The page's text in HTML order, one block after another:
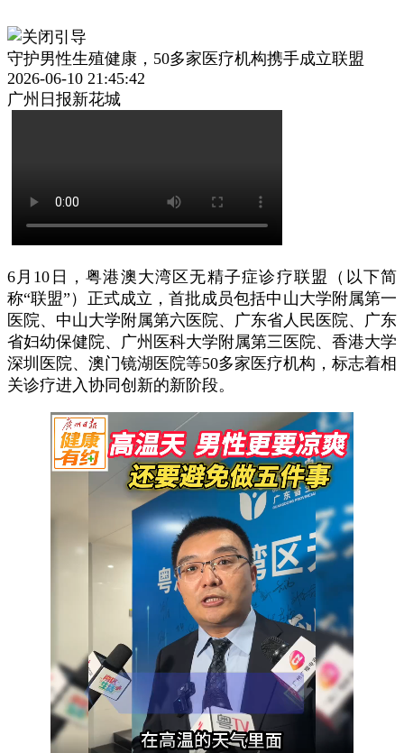
守护男性生殖健康，50多家医疗机构携手成立联盟
2026-06-10 21:45:42
广州日报新花城
6月10日，粤港澳大湾区无精子症诊疗联盟（以下简
称“联盟”）正式成立，首批成员包括中山大学附属第一
医院、中山大学附属第六医院、广东省人民医院、广东
省妇幼保健院、广州医科大学附属第三医院、香港大学
深圳医院、澳门镜湖医院等50多家医疗机构，标志着相
关诊疗进入协同创新的新阶段。